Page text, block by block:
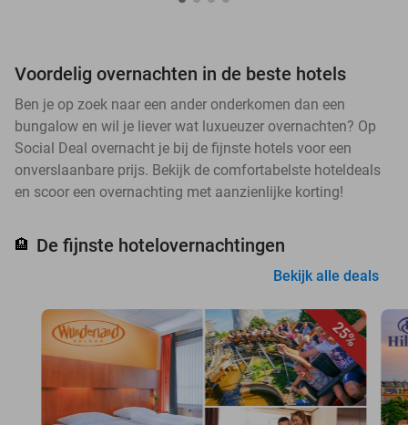
Voordelig overnachten in de beste hotels
Ben je op zoek naar een ander onderkomen dan een
bungalow en wil je liever wat luxueuzer overnachten? Op
Social Deal overnacht je bij de fijnste hotels voor een
onverslaanbare prijs. Bekijk de comfortabelste hoteldeals
en scoor een overnachting met aanzienlijke korting!
🏨 De fijnste hotelovernachtingen
Bekijk alle deals
25%